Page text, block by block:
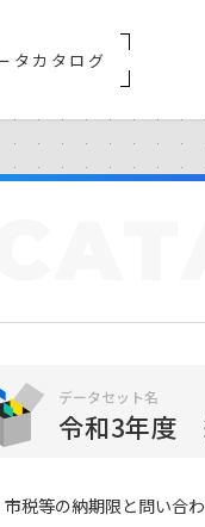
タカタログ
データセット名
令和3年度
市税等の納期限と問い合